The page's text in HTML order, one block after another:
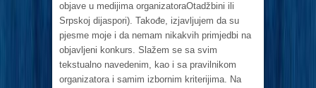
objave u medijima organizatoraOtadžbini ili
Srpskoj dijaspori). Takođe, izjavljujem da su
pjesme moje i da nemam nikakvih primjedbi na
objavljeni konkurs. Slažem se sa svim
tekstualno navedenim, kao i sa pravilnikom
organizatora i samim izbornim kriterijima. Na